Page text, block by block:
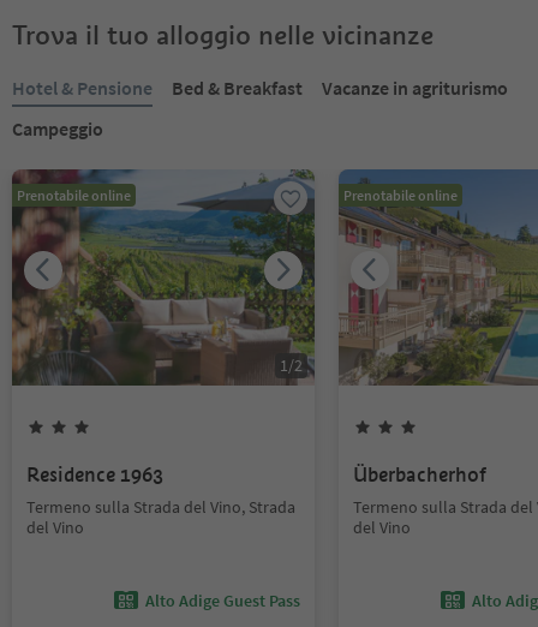
Trova il tuo alloggio nelle vicinanze
Hotel & Pensione Bed & Breakfast
Vacanze in agriturismo
Campeggio
Prenotabile online
1/2
Residence 1963
Termeno sulla Strada del Vino, Strada
del Vino
Alto Adige Guest Pass
Prenotabile online
Überbacherhof
Termeno sulla Strada del
del Vino
Alto